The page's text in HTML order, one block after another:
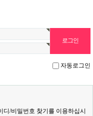
자동로그인
/비밀번호 찾기를 이용하십시